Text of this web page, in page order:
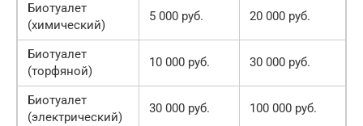
Биотуалет
(химический)
5 000 руб. 20 000 руб.
Биотуалет
(торфяной)
10 000 руб. 30 000 руб.
Биотуалет
(электрический)
30 000 руб. 100 000 руб.